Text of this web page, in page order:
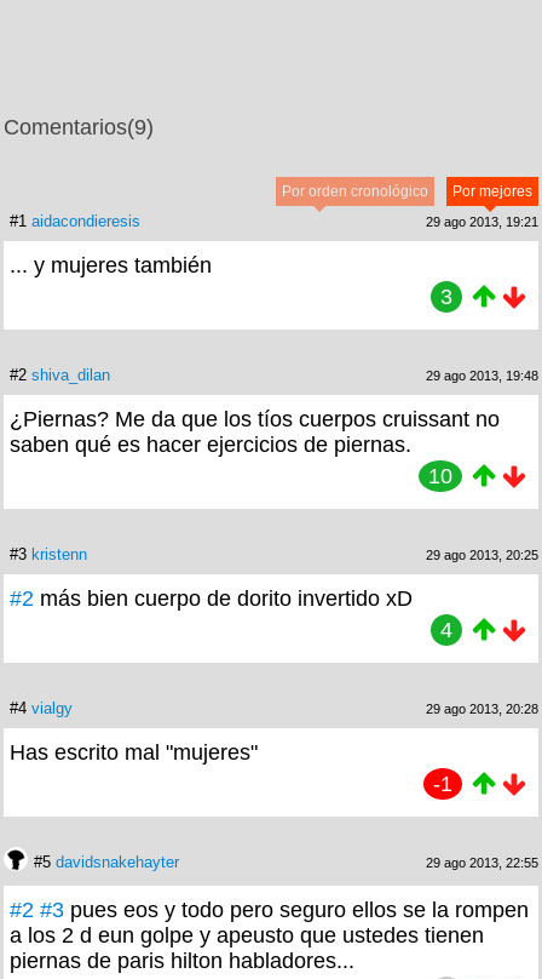
Comentarios(9)
Por mejores
Por orden cronológico
#1 aidacondieresis 29 ago 2013, 19:21
... y mujeres también
3
#2 shiva_dilan 29 ago 2013, 19:48
¿Piernas? Me da que los tíos cuerpos cruissant no
saben qué es hacer ejercicios de piernas.
10
#3 kristenn 29 ago 2013, 20:25
#2 más bien cuerpo de dorito invertido xD
4
#4 vialgy 29 ago 2013, 20:28
Has escrito mal "mujeres"
-1
#5 davidsnakehayter 29 ago 2013, 22:55
#2 #3 pues eos y todo pero seguro ellos se la rompen
a los 2 d eun golpe y apeusto que ustedes tienen
piernas de paris hilton habladores...